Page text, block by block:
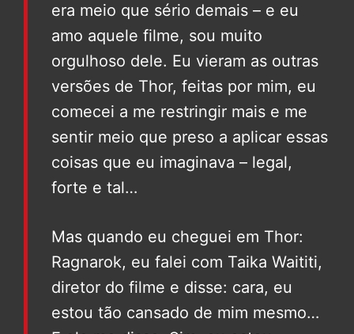
era meio que sério demais – e eu
amo aquele filme, sou muito
orgulhoso dele. Eu vieram as outras
versões de Thor, feitas por mim, eu
comecei a me restringir mais e me
sentir meio que preso a aplicar essas
coisas que eu imaginava – legal,
forte e tal…
Mas quando eu cheguei em Thor:
Ragnarok, eu falei com Taika Waititi,
diretor do filme e disse: cara, eu
estou tão cansado de mim mesmo…